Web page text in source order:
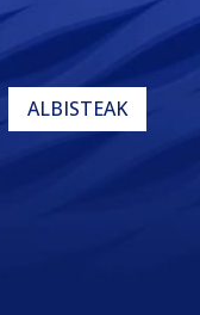
ALBISTEAK